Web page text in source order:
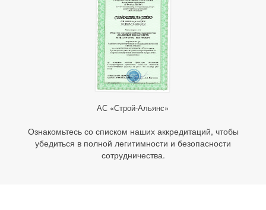
АС «Строй-Альянс»
Ознакомьтесь со списком наших аккредитаций, чтобы
убедиться в полной легитимности и безопасности
сотрудничества.